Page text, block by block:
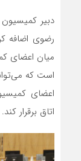
دبیر
رضوی اضافه
میان اعضای
است که
اعضای
اتاق برقرار کند.